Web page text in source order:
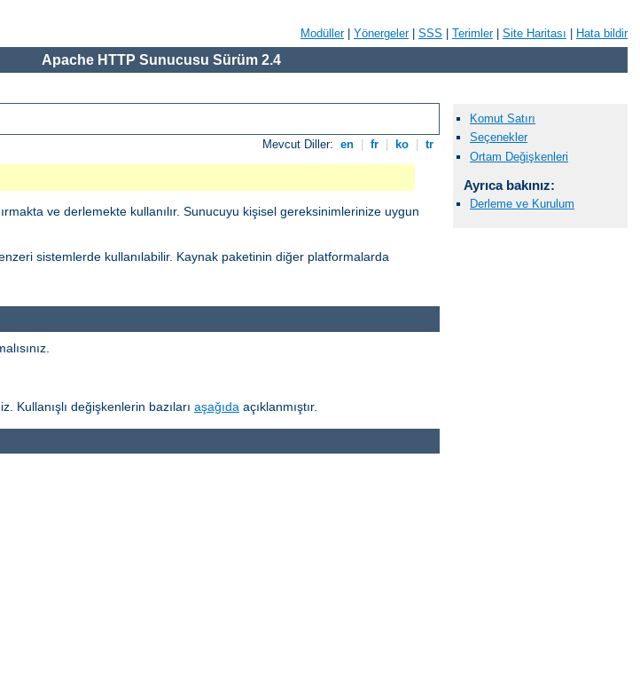
Modüller| Yönergeler| SSS Terimler| Site Haritası Hata bildir
Apache HTTP Sunucusu Sürüm 2.4
Mevcut Diller: en fr ko tr
ve derlemekte kullanılır. Sunucuyu kişisel gereksinimlerinize uygun
sistemlerde kullanılabilir. Kaynak paketinin diğer platformalarda
Kullanışlı değişkenlerin bazıları aşağıda açıklanmıştır.
Komut Satırı
Seçenekler
Ortam Değişkenleri
Ayrıca bakınız:
Derleme ve Kurulum